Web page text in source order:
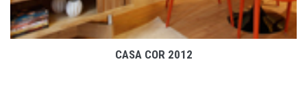
CASA COR 2012